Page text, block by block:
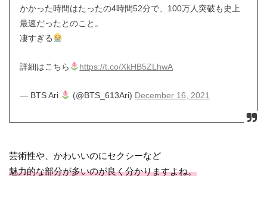
かかった時間はたったの4時間52分で、100万人突破も史上
最速だったとのこと。
凄すぎる
詳細はこちら https://t.co/XkHB5ZLhwA
— BTS Ari (@BTS_613Ari) December 16, 2021
芸術性や、かわいいのにセクシーなど
魅力的な部分が多いのが良く分かりますよね。